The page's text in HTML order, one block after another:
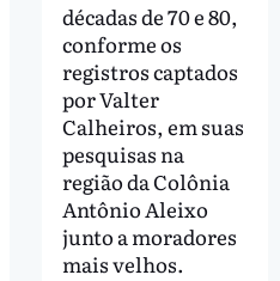
décadas de 70 e 80,
conforme os
registros captados
por Valter
Calheiros, em suas
pesquisas na
região da Colônia
Antônio Aleixo
junto a moradores
mais velhos.